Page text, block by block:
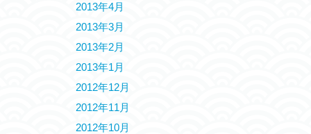
2013年4月
2013年3月
2013年2月
2013年1月
2012年12月
2012年11月
2012年10月